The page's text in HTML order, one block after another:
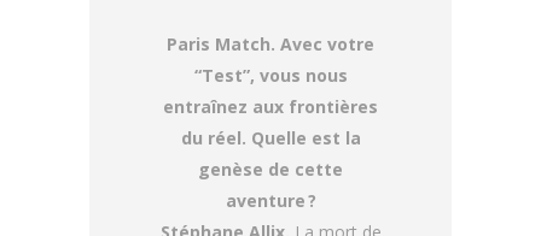
Paris Match. Avec votre
“Test”, vous nous
entraînez aux frontières
du réel. Quelle est la
genèse de cette
aventure ?